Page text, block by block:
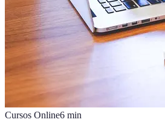
Cursos Online6 min